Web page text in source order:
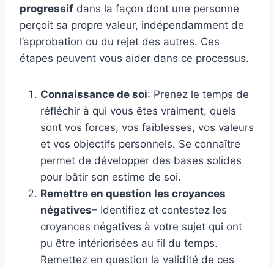
progressif dans la façon dont une personne
perçoit sa propre valeur, indépendamment de
l’approbation ou du rejet des autres. Ces
étapes peuvent vous aider dans ce processus.
Connaissance de soi: Prenez le temps de
réfléchir à qui vous êtes vraiment, quels
sont vos forces, vos faiblesses, vos valeurs
et vos objectifs personnels. Se connaître
permet de développer des bases solides
pour bâtir son estime de soi.
Remettre en question les croyances
négatives– Identifiez et contestez les
croyances négatives à votre sujet qui ont
pu être intériorisées au fil du temps.
Remettez en question la validité de ces